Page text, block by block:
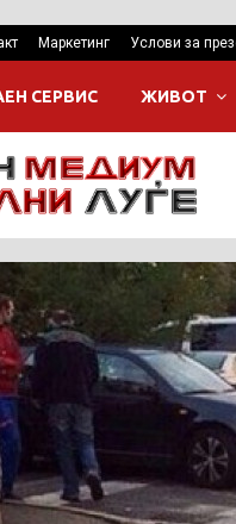
Маркетинг Услови за
СЕРВИС ЖИВОТ